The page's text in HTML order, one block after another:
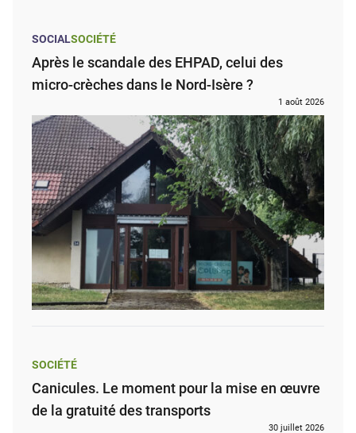
SOCIALSOCIÉTÉ
Après le scandale des EHPAD, celui des
micro-crèches dans le Nord-Isère ?
1 août 2026
SOCIÉTÉ
Canicules. Le moment pour la mise en œuvre
de la gratuité des transports
30 juillet 2026